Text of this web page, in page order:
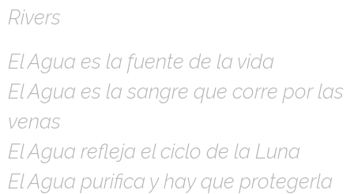
Rivers
El Agua es la fuente de la vida
El Agua es la sangre que corre por las
venas
El Agua refleja el ciclo de la Luna
El Agua purifica y hay que protegerla